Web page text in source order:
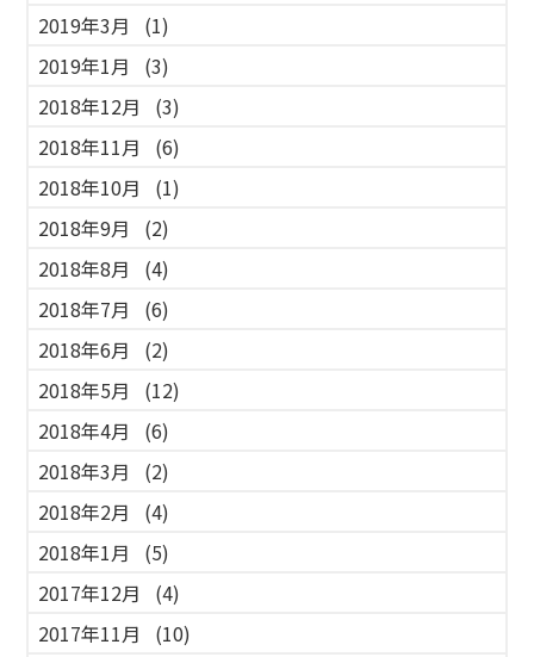
2019年3月
(1)
2019年1月
(3)
2018年12月
(3)
2018年11月
(6)
2018年10月
(1)
2018年9月
(2)
2018年8月
(4)
2018年7月
(6)
2018年6月
(2)
2018年5月
(12)
2018年4月
(6)
2018年3月
(2)
2018年2月
(4)
2018年1月
(5)
2017年12月
(4)
2017年11月
(10)